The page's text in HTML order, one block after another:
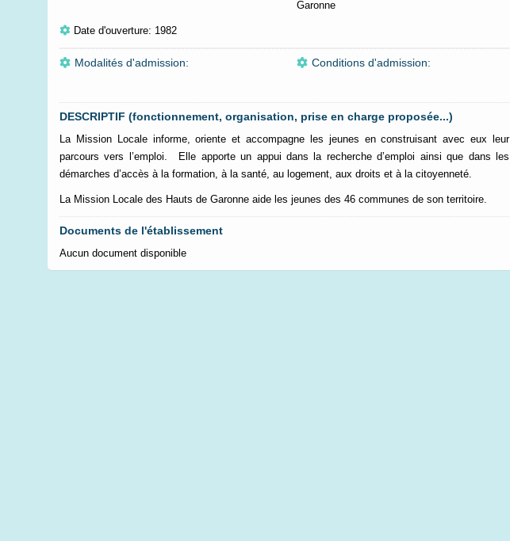
Garonne
Date d'ouverture: 1982
Modalités d'admission: Conditions d'admission:
DESCRIPTIF (fonctionnement, organisation, prise en charge proposée...)
La Mission Locale informe, oriente et accompagne les jeunes en construisant avec eux leur
parcours vers l’emploi. Elle apporte un appui dans la recherche d’emploi ainsi que dans les
démarches d’accès à la formation, à la santé, au logement, aux droits et à la citoyenneté.
La Mission Locale des Hauts de Garonne aide les jeunes des 46 communes de son territoire.
Documents de l'établissement
Aucun document disponible